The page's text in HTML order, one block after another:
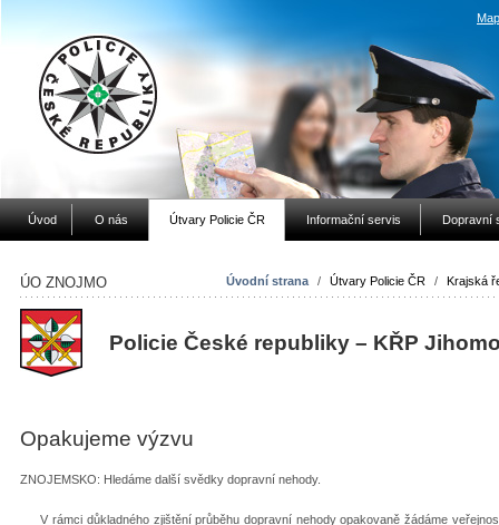
Úvod O nás Útvary Policie ČR Informační servis Dopravní
Úvodní strana / Útvary Policie ČR / Krajská
ÚO ZNOJMO
Policie České republiky – KŘP
Opakujeme výzvu
ZNOJEMSKO: Hledáme další svědky dopravní nehody.
V rámci důkladného zjištění průběhu dopravní nehody opakovaně žádáme